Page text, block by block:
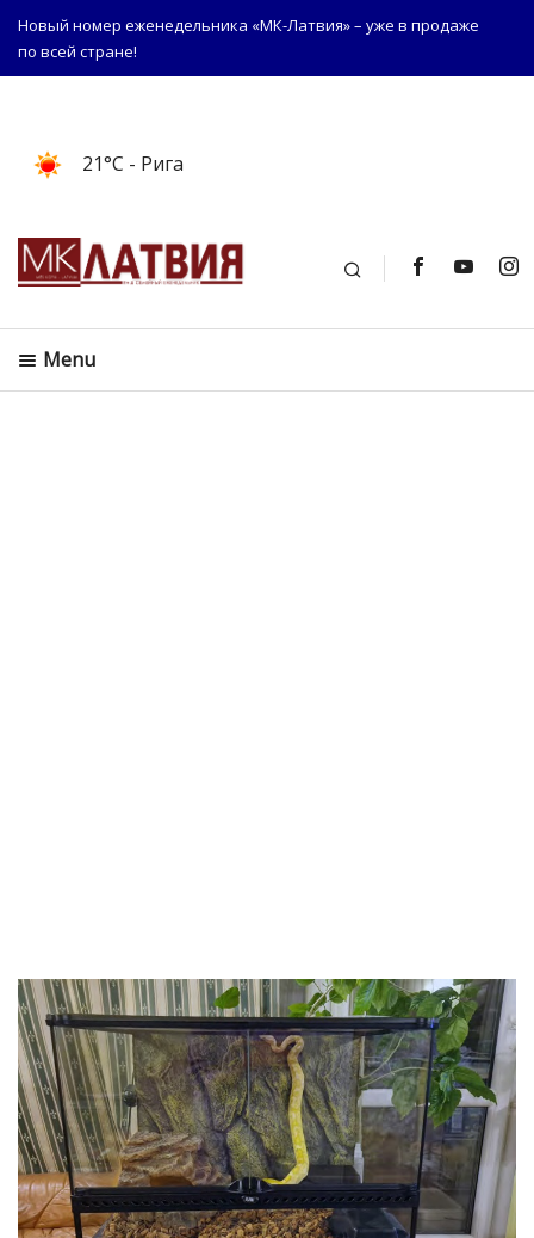
Новый номер еженедельника «МК-Латвия» – уже в продаже
по всей стране!
21°C - Рига
Поиск
Menu